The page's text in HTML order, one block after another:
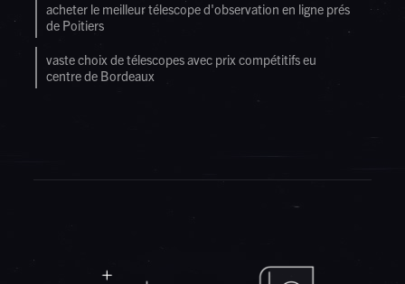
acheter le meilleur télescope d'observation en ligne prés
de Poitiers
vaste choix de télescopes avec prix compétitifs eu
centre de Bordeaux